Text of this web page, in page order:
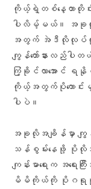
ကိုယ့်ရဲ့တစ်နေ့တာတိုင်း
ပါလိမ့်မယ်။ အခုလို က
အတွက် အဲဒီလိုလုပ်
ကျွန်တော်နားလည်ပ
ကြံ့ခိုင်လာအောင် ရနို
ကိုယ့်အတွက်ပိုကောင်
ပါပဲ။
အခုလိုအချိန်မှာ ကျွန်
သန်စွမ်းနေဖို့ ပိုလို
ကျန်းမာရေးက အရေး
မိမိကိုယ်ကို ပိုဂရုစို